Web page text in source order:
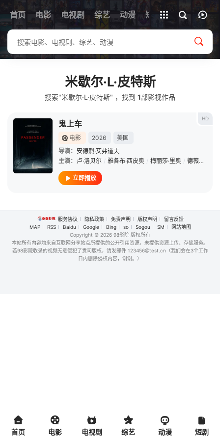
首页 电影 电视剧 综艺 动漫 短剧
全部影片
米歇尔·L·皮特斯
搜索"米歇尔·L·皮特斯" ，找到 1部影视作品
HD
鬼上车
电影 2026
美国
导演： 安德烈·艾弗道夫
主演： 卢·洛贝尔 / 雅各布·西皮奥 / 梅丽莎·里奥 / 德薇埃尔·约翰逊
立即播放
服务协议 隐私政策 免责声明 版权声明
留言反馈
MAP
RSS Baidu Google Bing so Sogou SM
网站地图
Copyright © 2026 98影院 版权所有
本站所有内容均来自互联网分享站点所提供的公开引用资源，未提供资源上传、存储服务。
若98影院收录的视频无意侵犯了贵司版权，请发邮件 123456@test.cn（我们会在3个工作
日内删除侵权内容，谢谢。）
首页 电影 电视剧 综艺 动漫 短剧